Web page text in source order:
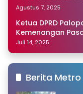
Agustus 7, 2025
Ketua DPRD
Kemenangan
Sulsel
Juli 14, 2025
Berita Metro